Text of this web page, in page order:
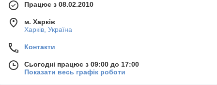
Працює з 08.02.2010
м. Харків
Харків, Україна
Контакти
Сьогодні працює з 09:00 до 17:00
Показати весь графік роботи